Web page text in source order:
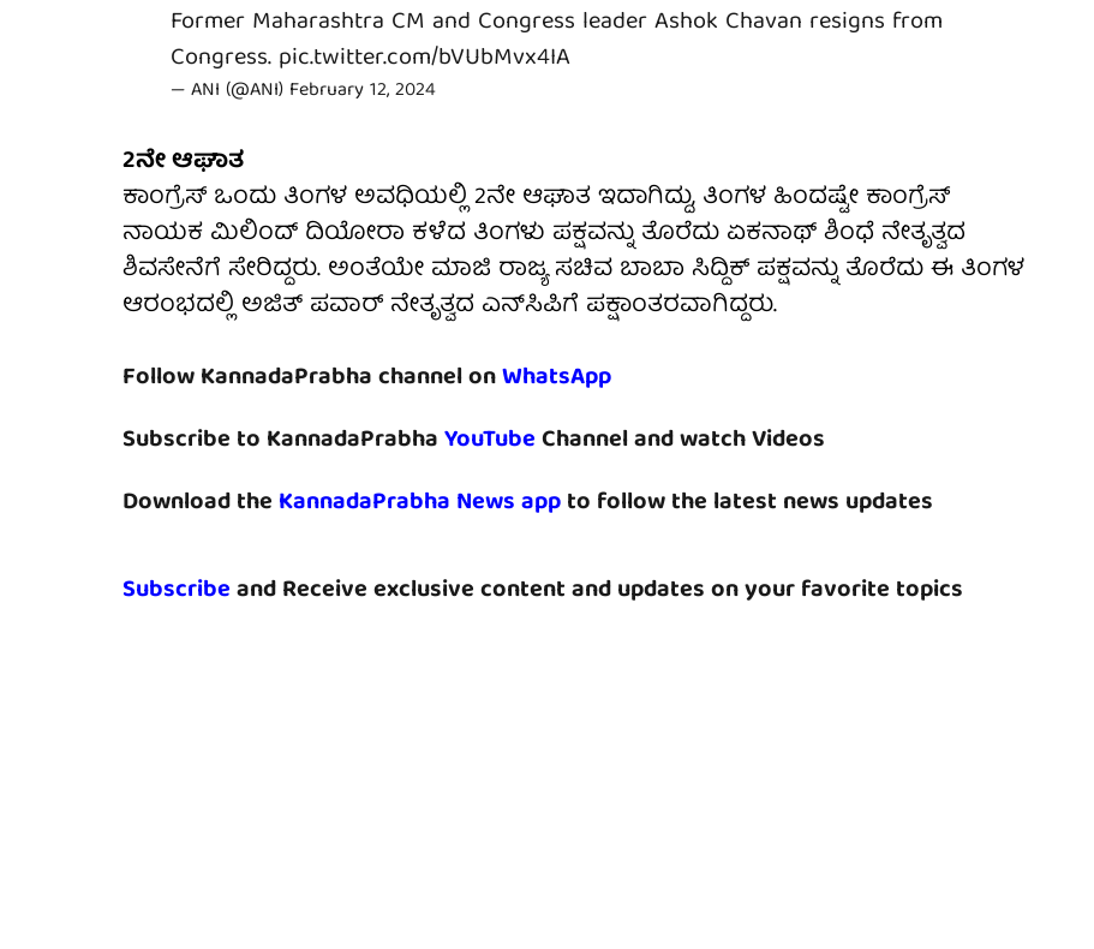
Former Maharashtra CM and Congress leader Ashok Chavan resigns from
Congress. pic.twitter.com/bVUbMvx4IA
— ANI (@ANI) February 12, 2024
2ನೇ ಆಘಾತ
ಕಾಂಗ್ರೆಸ್ ಒಂದು ತಿಂಗಳ ಅವಧಿಯಲ್ಲಿ 2ನೇ ಆಘಾತ ಇದಾಗಿದ್ದು, ತಿಂಗಳ ಹಿಂದಷ್ಟೇ ಕಾಂಗ್ರೆಸ್
ನಾಯಕ ಮಿಲಿಂದ್ ದಿಯೋರಾ ಕಳೆದ ತಿಂಗಳು ಪಕ್ಷವನ್ನು ತೊರೆದು ಏಕನಾಥ್ ಶಿಂಧೆ ನೇತೃತ್ವದ
ಶಿವಸೇನೆಗೆ ಸೇರಿದ್ದರು. ಅಂತೆಯೇ ಮಾಜಿ ರಾಜ್ಯ ಸಚಿವ ಬಾಬಾ ಸಿದ್ದಿಕ್ ಪಕ್ಷವನ್ನು ತೊರೆದು ಈ ತಿಂಗಳ
ಆರಂಭದಲ್ಲಿ ಅಜಿತ್ ಪವಾರ್ ನೇತೃತ್ವದ ಎನ್‌ಸಿಪಿಗೆ ಪಕ್ಷಾಂತರವಾಗಿದ್ದರು.
Follow KannadaPrabha channel onWhatsApp
Subscribe to KannadaPrabhaYouTubeChannel and watch Videos
Download the KannadaPrabha News appto follow the latest news updates
Subscribeand Receive exclusive content and updates on your favorite topics